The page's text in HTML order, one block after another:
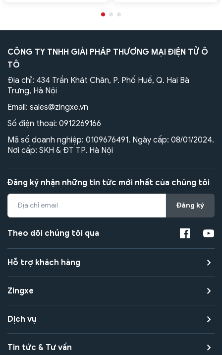
CÔNG TY TNHH GIẢI PHÁP THƯƠNG MẠI ĐIỆN TỬ Ô
TÔ
Địa chỉ: 434 Trần Khát Chân, P. Phố Huế, Q. Hai Bà
Trưng, Hà Nội
Email: sales@zingxe.vn
Số điện thoại: 0912269166
Mã số doanh nghiệp: 0109676491. Ngày cấp: 08/01/2024.
Nơi cấp: SKH & ĐT TP. Hà Nội
Đăng ký nhận những tin tức mới nhất của chúng tôi
Đăng ký
Theo dõi chúng tôi qua
Hỗ trợ khách hàng
Zingxe
Dịch vụ
Tin tức & Tư vấn